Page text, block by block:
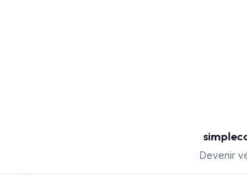
Devenir